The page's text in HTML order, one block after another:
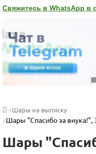
Свяжитесь в WhatsApp в
Шары на выписку
Шары "Спасибо за внука!",
Шары